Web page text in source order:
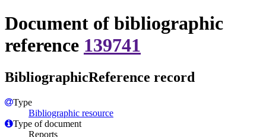
Document of bibliographic
reference 139741
BibliographicReference record
Type
Bibliographic resource
Type of document
Reports